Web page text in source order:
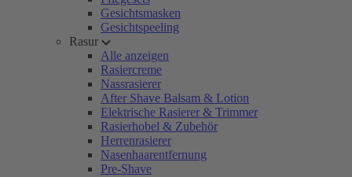
Gesichtsmasken
Gesichtspeeling
Rasur
Alle anzeigen
Rasiercreme
Nassrasierer
After Shave Balsam & Lotion
Elektrische Rasierer & Trimmer
Rasierhobel & Zubehör
Herrenrasierer
Nasenhaarentfernung
Pre-Shave